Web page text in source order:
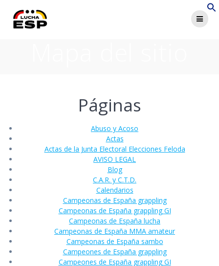
Páginas
Abuso y Acoso
Actas
Actas de la Junta Electoral Elecciones Feloda
AVISO LEGAL
Blog
C.A.R. y C.T.D.
Calendarios
Campeonas de España grappling
Campeonas de España grappling GI
Campeonas de España lucha
Campeonas de España MMA amateur
Campeonas de España sambo
Campeones de España grappling
Campeones de España grappling GI